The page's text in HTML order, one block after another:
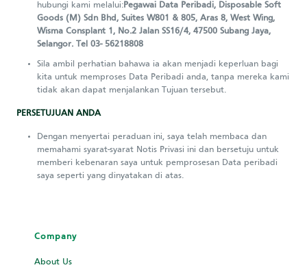
hubungi kami melalui: Pegawai Data Peribadi, Disposable Soft
Goods (M) Sdn Bhd, Suites W801 & 805, Aras 8, West Wing,
Wisma Consplant 1, No.2 Jalan SS16/4, 47500 Subang Jaya,
Selangor. Tel 03- 56218808
Sila ambil perhatian bahawa ia akan menjadi keperluan bagi
kita untuk memproses Data Peribadi anda, tanpa mereka kami
tidak akan dapat menjalankan Tujuan tersebut.
PERSETUJUAN ANDA
Dengan menyertai peraduan ini, saya telah membaca dan
memahami syarat-syarat Notis Privasi ini dan bersetuju untuk
memberi kebenaran saya untuk pemprosesan Data peribadi
saya seperti yang dinyatakan di atas.
Company
About Us